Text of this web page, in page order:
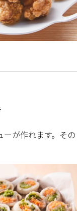
が作れます。その